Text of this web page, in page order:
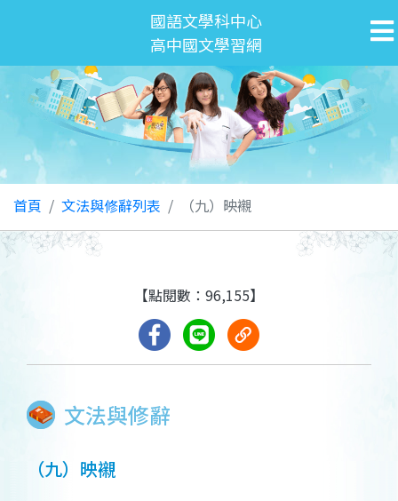
國語文學科中心
高中國文學習網
首頁 文法與修辭列表 （九）映襯
文法與修辭
【點閱數：96,155】
（九）映襯